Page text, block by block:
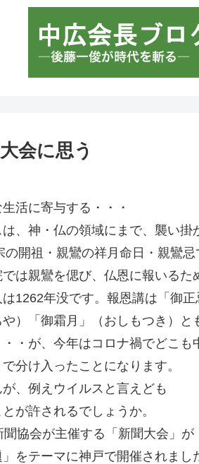
会に思う
活に寄与する・・・
、神・仏の領域にまで、襲い掛
開祖・親鸞の祥月命日・親鸞忌
は親鸞を偲び、仏恩に報いるた
1262年没です。報恩講は「御
や）「御霜月」（おしもつき）
・が、今年はコロナ禍でどこも
分け入ったことになります。
、例えウイルスと言えども
が許されるでしょうか。
協会が主催する「新聞大会」が
をテーマに神戸で開催されまし